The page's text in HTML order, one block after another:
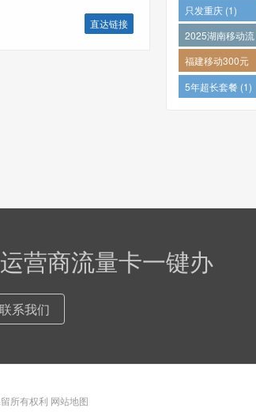
直达链接
卡 (1)
只发重庆 (1)
2025湖南移动流
量卡哪个好 (1)
福建移动300元
包1年 (1)
5年超长套餐 (1)
营商流量卡一键办
联系我们
所有权利 网站地图